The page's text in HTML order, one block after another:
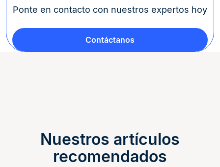
Ponte en contacto con nuestros expertos hoy
Contáctanos
Nuestros artículos
recomendados